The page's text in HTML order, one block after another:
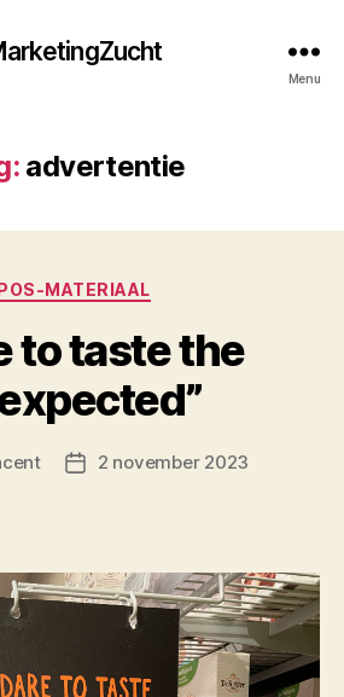
Menu
advertentie
Categorieën
MATERIAAL
to taste the
Berichtdatum
2 november 2023